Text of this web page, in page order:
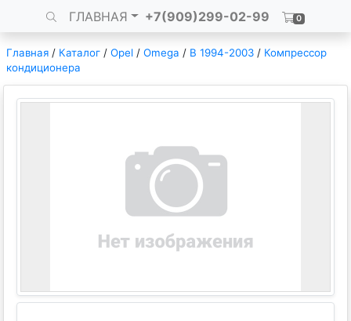
ГЛАВНАЯ +7(909)299-02-99 0
Главная / Каталог / Opel / Omega / B 1994-2003 / Компрессор
кондиционера